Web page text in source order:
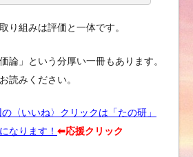
り組みは評価と一体です。
論」という分厚い一冊もあります。
読みください。
〈いいね〉クリックは「たの研」
なります！ ⬅︎応援クリック